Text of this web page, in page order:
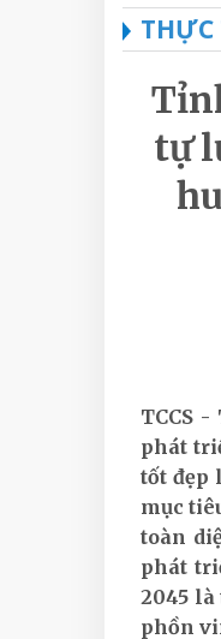
THỰC
tự
TCCS
phát
tốt đẹp
mục
toàn
phát
2045
phồn